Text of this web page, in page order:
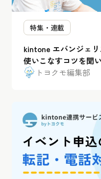
特集・連載
kintone エバンジェ
使いこなすコツを聞
トヨクモ編集部